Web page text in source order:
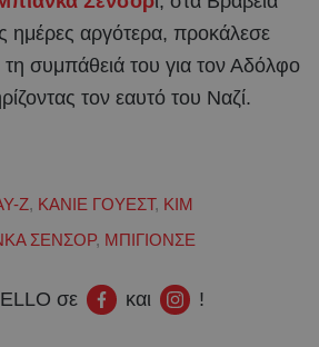
ημέρες αργότερα, προκάλεσε
συμπάθειά του για τον Αδόλφο
τον εαυτό του Ναζί.
Z, ΚΑΝΙΕ ΓΟΥΕΣΤ, ΚΙΜ
ΣΕΝΣΟΡ, ΜΠΙΓΙΟΝΣΕ
σε και !